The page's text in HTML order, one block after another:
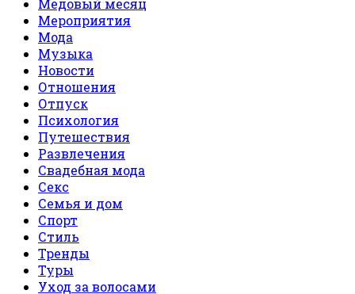
Мероприятия
Мода
Музыка
Новости
Отношения
Отпуск
Психология
Путешествия
Развлечения
Свадебная мода
Секс
Семья и дом
Спорт
Стиль
Тренды
Туры
Уход за волосами